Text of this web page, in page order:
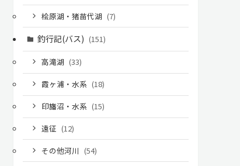
桧原湖・猪苗代湖 (7)
釣行記(バス) (151)
高滝湖 (33)
霞ヶ浦・水系 (18)
印旛沼・水系 (15)
遠征 (12)
その他河川 (54)